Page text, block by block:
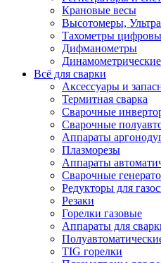
Крановые весы
Высотомеры,
Тахометры
Дифманометры
Всё для сварки
Аксессуары и
Термитная сварка
Сварочные
Сварочные
Аппараты
Плазморезы
Аппараты
Сварочные
Редукторы для
Резаки
Горелки газовые
Аппараты для
TIG горелки